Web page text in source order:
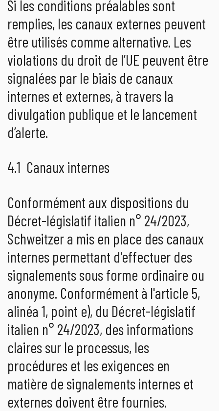
Si les conditions préalables sont
remplies, les canaux externes peuvent
être utilisés comme alternative. Les
violations du droit de l’UE peuvent être
signalées par le biais de canaux
internes et externes, à travers la
divulgation publique et le lancement
d’alerte.
4.1 Canaux internes
Conformément aux dispositions du
Décret-législatif italien n° 24/2023,
Schweitzer a mis en place des canaux
internes permettant d'effectuer des
signalements sous forme ordinaire ou
anonyme. Conformément à l'article 5,
alinéa 1, point e), du Décret-législatif
italien n° 24/2023, des informations
claires sur le processus, les
procédures et les exigences en
matière de signalements internes et
externes doivent être fournies.